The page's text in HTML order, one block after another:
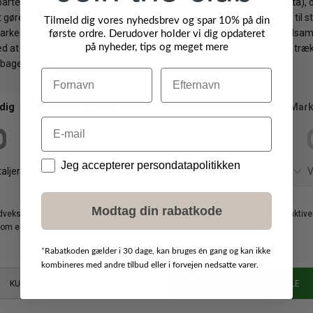
uden tvivl Wheat samt Konges Sløjd.
Tilmeld dig Queennyhedsbrev
TILMELD
Butik
Tilmeld dig vores nyhedsbrev og spar 10% på din
første ordre. Derudover holder vi dig opdateret
på nyheder, tips og meget mere
Navn Efternavn
Email
DataJeg accepterer persondatapolitikken
Modtag din rabatkode
*Rabatkoden gælder i 30 dage, kan bruges én gang og kan ikke
kombineres med andre tilbud eller i forvejen nedsatte varer.